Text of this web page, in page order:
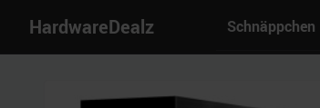
HardwareDealz Schnäppchen